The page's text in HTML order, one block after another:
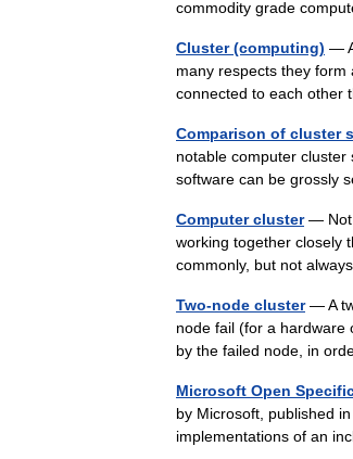
commodity grade
Cluster (computing) —
many respects they form
connected to each
Comparison of cluster
notable computer
software can be grossly
Computer cluster— Not
working together closely
commonly, but not
Two-node cluster— A
node fail (for a hardware
by the failed node, in
Microsoft Open
by Microsoft, published
implementations of an